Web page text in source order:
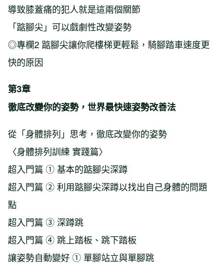
導致膝蓋痛的犯人就是這兩個關節
「踮腳尖」可以戲劇性改變姿勢
◎專欄2 踮腳尖讓你爬樓梯更輕鬆，騎腳踏車速度更
快的原因
第3章
徹底改變你的姿勢，世界最快速姿勢改善法
從「身體排列」思考，徹底改變你的姿勢
〈身體排列訓練 實踐篇〉
超入門篇 ① 基本的踮腳尖深蹲
超入門篇 ② 利用踮腳尖深蹲以找出自己身體的問題
點
超入門篇 ③ 深蹲跳
超入門篇 ④ 跳上踏板、跳下踏板
讓姿勢自動變好 ① 單腳站立與單腳跳